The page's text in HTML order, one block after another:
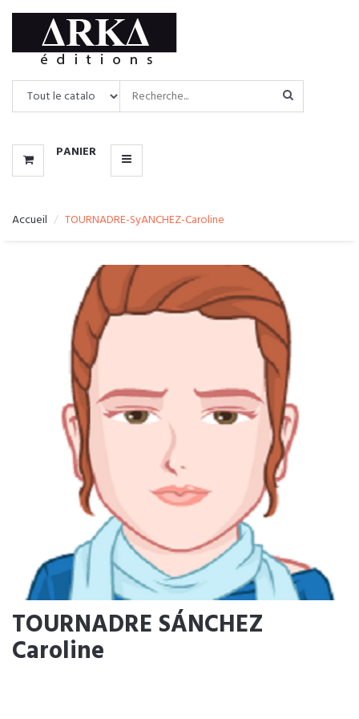
PANIER
CATALOGUE
MENU
Accueil TOURNADRE-SyANCHEZ-Caroline
TOURNADRE SÁNCHEZ
Caroline